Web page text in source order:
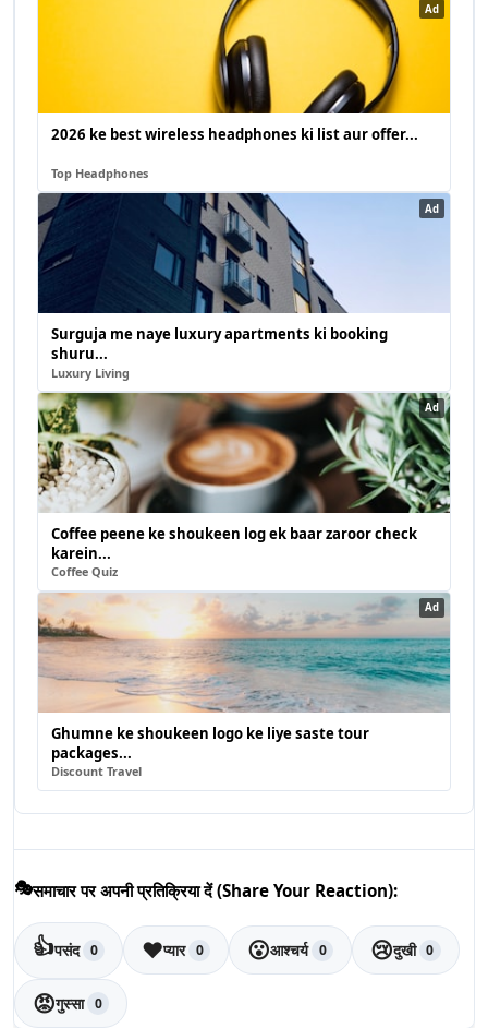
Ad
2026 ke best wireless headphones ki list aur offer...
Top Headphones
Ad
Surguja me naye luxury apartments ki booking
shuru...
Luxury Living
Ad
Coffee peene ke shoukeen log ek baar zaroor check
karein...
Coffee Quiz
Ad
Ghumne ke shoukeen logo ke liye saste tour
packages...
Discount Travel
🎭समाचार पर अपनी प्रतिक्रिया दें (Share Your Reaction):
👍पसंद 0 ❤️प्यार 0 😮आश्चर्य 0 😢दुखी 0
😡गुस्सा 0